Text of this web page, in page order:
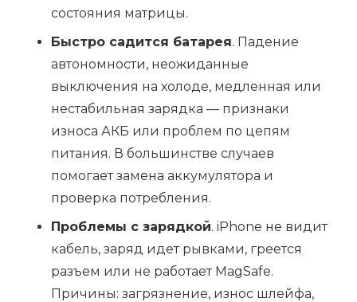
состояния матрицы.
Быстро садится батарея. Падение
автономности, неожиданные
выключения на холоде, медленная или
нестабильная зарядка — признаки
износа АКБ или проблем по цепям
питания. В большинстве случаев
помогает замена аккумулятора и
проверка потребления.
Проблемы с зарядкой. iPhone не видит
кабель, заряд идет рывками, греется
разъем или не работает MagSafe.
Причины: загрязнение, износ шлейфа,